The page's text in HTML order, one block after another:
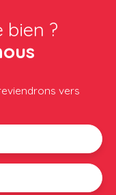
bien ?
vers